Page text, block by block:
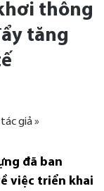
thông
tăng
giả »
đã ban
việc triển khai